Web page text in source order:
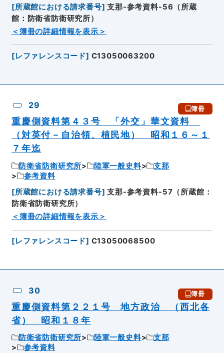
[所蔵館における請求番号] 支那-参考資料-56（所蔵
館：防衛省防衛研究所）
＜簿冊の詳細情報を表示＞
[レファレンスコード] C13050063200
29 簿冊
重慶側資料第４３号 「外交」華文資料
（対英付－自治領、植民地） 昭和１６～１
７年迄
防衛省防衛研究所 陸軍一般史料
支那
参考資料
[所蔵館における請求番号] 支那-参考資料-57（所蔵館：
防衛省防衛研究所）
＜簿冊の詳細情報を表示＞
[レファレンスコード] C13050068500
30 簿冊
重慶側資料第２２１号 地方政治 （西北各
省） 昭和１８年
防衛省防衛研究所 陸軍一般史料
支那
参考資料